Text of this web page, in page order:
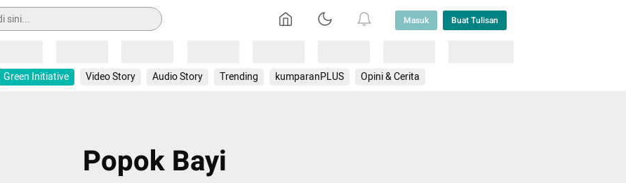
Masuk Buat Tulisan
Green Initiative Video Story Audio Story Trending kumparanPLUS Opini & Cerita
Popok Bayi